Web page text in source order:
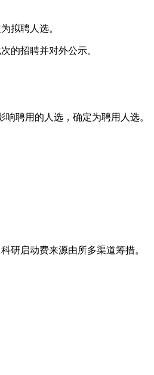
拟聘人选。
的招聘并对外公示。
聘用的人选，确定为聘用人选。
研启动费来源由所多渠道筹措。